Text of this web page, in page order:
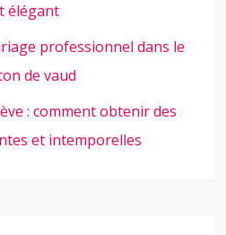
élégant
professionnel dans le
de vaud
: comment obtenir des
et intemporelles